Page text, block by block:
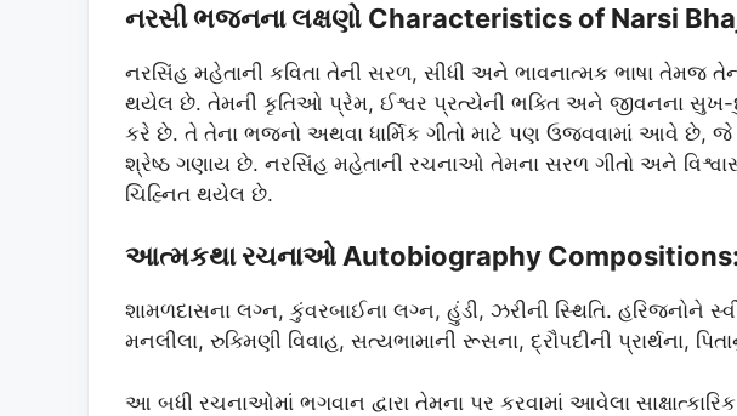
નરસી ભજનના લક્ષણો Characteristics of Narsi
નરસિંહ મહેતાની કવિતા તેની સરળ, સીધી અને ભાવનાત્મક ભાષા તેમજ
થયેલ છે. તેમની કૃતિઓ પ્રેમ, ઈશ્વર પ્રત્યેની ભક્તિ અને જીવનના સુખ-
કરે છે. તે તેના ભજનો અથવા ધાર્મિક ગીતો માટે પણ ઉજવવામાં આવે છે,
શ્રેષ્ઠ ગણાય છે. નરસિંહ મહેતાની રચનાઓ તેમના સરળ ગીતો અને
ચિહ્નિત થયેલ છે.
આત્મકથા રચનાઓ Autobiography
શામળદાસના લગ્ન, કુંવરબાઈના લગ્ન, હુંડી, ઝરીની સ્થિતિ. હરિજનોને
મનલીલા, રુક્મિણી વિવાહ, સત્યભામાની રૂસના, દ્રૌપદીની પ્રાર્થના,
આ બધી રચનાઓમાં ભગવાન દ્વારા તેમના પર કરવામાં આવેલા